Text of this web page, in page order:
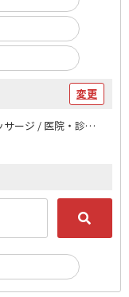
変更
病院・歯科・薬局・鍼灸・整骨院・はりマッサージ / 医院・診療所